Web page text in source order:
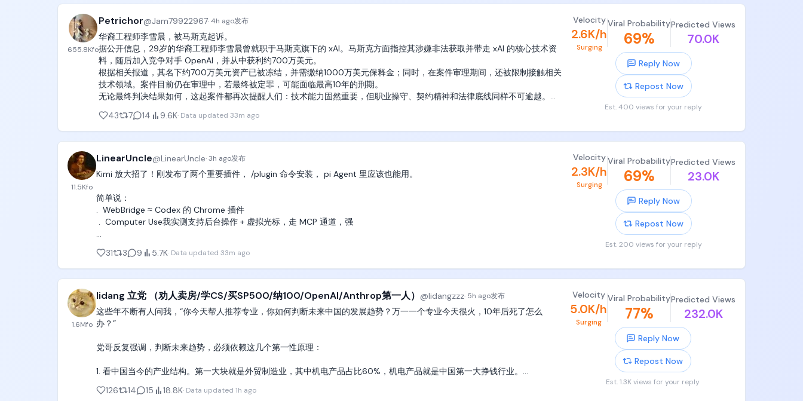
一个是全自动设计了sqlite的一个rust实现版本，sql parser非常稳定，
一个是全自动设计了C++实现的TypeScript Compiler，这在去年只有微软几个人实现了这个工作，
一个是全自动实现了世界上最复杂的数学证明工具——lean4的TyeScript版本编译器，这在过去也是由微软发明并且由整个数
学学术界维护的。
可，
只要你设定好了goal（目标），criteria（判据，判断成功与否的标准，比如生成1000个复杂test case），
就可以让agent和subagent持续工作100小时，完成一些人类历史上极具挑战难度的、最复杂、 最抽象、最艰难的工作。
https://t.co/WwTLrQINtr
655.8Kfo
Petrichor@Jam79922967·4h ago发布
华裔工程师李雪晨，被马斯克起诉。
据公开信息，29岁的华裔工程师李雪晨曾就职于马斯克旗下的 xAI。马斯克方面指控其涉嫌非法获取并带走 xAI 的核心技术资
料，随后加入竞争对手 OpenAI，并从中获利约700万美元。
根据相关报道，其名下约700万美元资产已被冻结，并需缴纳1000万美元保释金；同时，在案件审理期间，还被限制接触相关
技术领域。案件目前仍在审理中，若最终被定罪，可能面临最高10年的刑期。
无论最终判决结果如何，这起案件都再次提醒人们：技术能力固然重要，但职业操守、契约精神和法律底线同样不可逾越。对
能在顷刻之间化为乌有。
令人唏嘘，也发人深省。
43 7 14 9.6K· Data updated 33m ago
Velocity
2.6K/h
Surging
Viral Probability
69%
Predicted Views
70.0K
Reply Now
Repost Now
Est. 400 views for your reply
11.5Kfo
LinearUncle@LinearUncle·3h ago发布
Kimi 放大招了！刚发布了两个重要插件， /plugin 命令安装， pi Agent 里应该也能用。
简单说：
.  WebBridge ≈ Codex 的 Chrome 插件
.  Computer Use我实测支持后台操作 + 虚拟光标，走 MCP 通道，强
感谢Kimi!
31 3 9 5.7K· Data updated 33m ago
Velocity
2.3K/h
Surging
Viral Probability
69%
Predicted Views
23.0K
Reply Now
Repost Now
Est. 200 views for your reply
1.6Mfo
lidang 立党 （劝人卖房/学CS/买SP500/纳100/OpenAI/Anthrop第一人） @lidangzzz· 5h ago发布
这些年不断有人问我，“你今天帮人推荐专业，你如何判断未来中国的发展趋势？万一一个专业今天很火，10年后死了怎么
办？”
党哥反复强调，判断未来趋势，必须依赖这几个第一性原理：
1. 看中国当今的产业结构。第一大块就是外贸制造业，其中机电产品占比60%，机电产品就是中国第一大挣钱行业。
机电行业对应的就是计算机、弱电类（电子信息自动化）、强电类、机电类专业，这个专业在中国是个大蛋糕，不是越南印度
126 14 15 18.8K· Data updated 1h ago
Velocity
5.0K/h
Surging
Viral Probability
77%
Predicted Views
232.0K
Reply Now
Repost Now
Est. 1.3K views for your reply